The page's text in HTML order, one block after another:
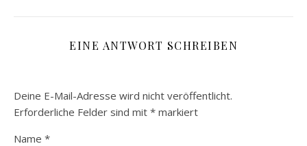
EINE ANTWORT SCHREIBEN
Deine E-Mail-Adresse wird nicht veröffentlicht.
Erforderliche Felder sind mit * markiert
Name *